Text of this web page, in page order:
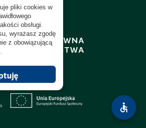
PL|EN
accessible
pliki cookies w
obsługi.
wyrażasz zgodę
z obowiązującą